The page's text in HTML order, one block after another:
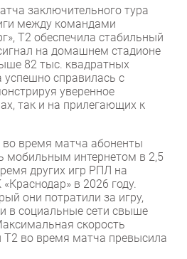
заключительного тура
между командами
T2 обеспечила стабильный
на домашнем стадионе
82 тыс. квадратных
успешно справилась с
уверенное
так и на прилегающих к
во время матча абоненты
мобильным интернетом в 2,5
других игр РПЛ на
в 2026 году.
они потратили за игру,
в социальные сети свыше
скорость
Т2 во время матча превысила